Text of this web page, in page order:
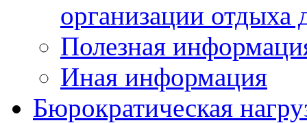
организации отдыха
Полезная
Иная информация
Бюрократическая